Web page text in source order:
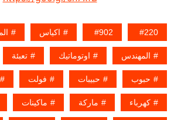
220
902 اكياس
المهندس اوتوماتيك تعبئة
حبوب حبيبات فولت
كهرباء ماركة ماكينات